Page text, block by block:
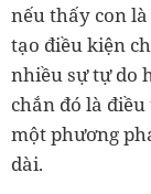
nếu thấy con
tạo điều kiện
nhiều sự tự do
chắn đó là
một phương
dài.